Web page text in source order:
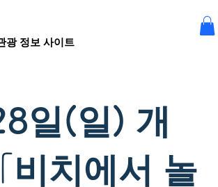
광 정보 사이트
일(일) 개
비치에서 놀